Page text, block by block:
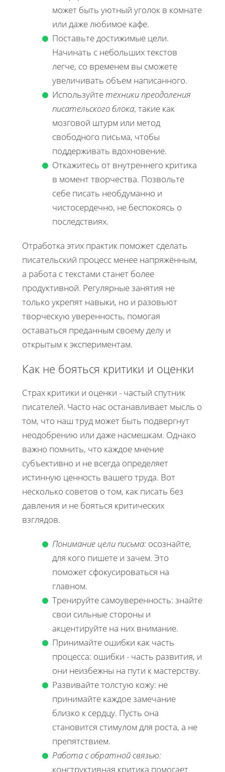
может быть уютный уголок в комнате
или даже любимое кафе.
Поставьте достижимые цели.
Начинать с небольших текстов
легче, со временем вы сможете
увеличивать объем написанного.
Используйтетехники преодоления
писательского блока, такие как
мозговой штурм или метод
свободного письма, чтобы
поддерживать вдохновение.
Откажитесь от внутреннего критика
в момент творчества. Позвольте
себе писать необдуманно и
чистосердечно, не беспокоясь о
последствиях.
Отработка этих практик поможет сделать
писательский процесс менее напряжённым,
а работа с текстами станет более
продуктивной. Регулярные занятия не
только укрепят навыки, но и разовьют
творческую уверенность, помогая
оставаться преданным своему делу и
открытым к экспериментам.
Как не бояться критики и оценки
Страх критики и оценки - частый спутник
писателей. Часто нас останавливает мысль о
том, что наш труд может быть подвергнут
неодобрению или даже насмешкам. Однако
важно помнить, что каждое мнение
субъективно и не всегда определяет
истинную ценность вашего труда. Вот
несколько советов о том, как писать без
давления и не бояться критических
взглядов.
Понимание цели письма: осознайте,
для кого пишете и зачем. Это
поможет сфокусироваться на
главном.
Тренируйте самоуверенность: знайте
свои сильные стороны и
акцентируйте на них внимание.
Принимайте ошибки как часть
процесса: ошибки - часть развития, и
они неизбежны на пути к мастерству.
Развивайте толстую кожу: не
принимайте каждое замечание
близко к сердцу. Пусть она
становится стимулом для роста, а не
препятствием.
Работа с обратной связью:
конструктивная критика помогает